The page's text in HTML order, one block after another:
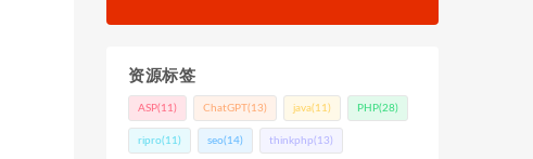
资源标签
ASP(11) ChatGPT(13) java(11) PHP(28)
ripro(11) seo(14) thinkphp(13)